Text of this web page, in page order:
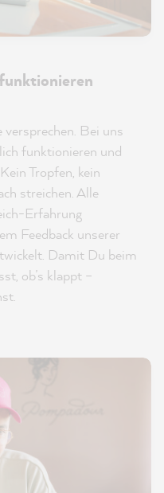
versprechen. Bei uns
funktionieren und
Tropfen, kein
streichen. Alle
Erfahrung
Feedback unserer
Damit Du beim
ob’s klappt –